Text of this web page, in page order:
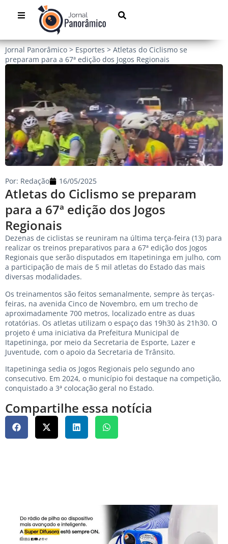
Jornal Panorâmico > Esportes > Atletas do Ciclismo se
preparam para a 67ª edição dos Jogos Regionais
Atletas do Ciclismo se preparam
para a 67ª edição dos Jogos
Regionais
Por: Redação 16/05/2025
Dezenas de ciclistas se reuniram na última terça-feira (13) para
realizar os treinos preparativos para a 67ª edição dos Jogos
Regionais que serão disputados em Itapetininga em julho, com
a participação de mais de 5 mil atletas do Estado das mais
diversas modalidades.
Os treinamentos são feitos semanalmente, sempre às terças-
feiras, na avenida Cinco de Novembro, em um trecho de
aproximadamente 700 metros, localizado entre as duas
rotatórias. Os atletas utilizam o espaço das 19h30 às 21h30. O
projeto é uma iniciativa da Prefeitura Municipal de
Itapetininga, por meio da Secretaria de Esporte, Lazer e
Juventude, com o apoio da Secretaria de Trânsito.
Itapetininga sedia os Jogos Regionais pelo segundo ano
consecutivo. Em 2024, o município foi destaque na competição,
conquistado a 3ª colocação geral no Estado.
Compartilhe essa notícia